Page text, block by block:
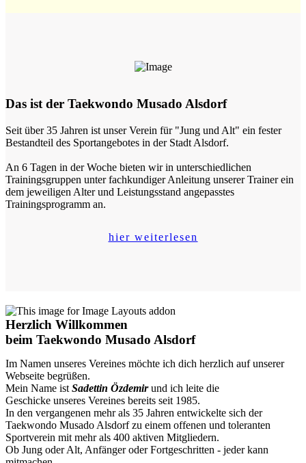
Das ist der Taekwondo Musado Alsdorf
Seit über 35 Jahren ist unser Verein für "Jung und Alt" ein fester
Bestandteil des Sportangebotes in der Stadt Alsdorf.
An 6 Tagen in der Woche bieten wir in unterschiedlichen
Trainingsgruppen unter fachkundiger Anleitung unserer Trainer ein
dem jeweiligen Alter und Leistungsstand angepasstes
Trainingsprogramm an.
hier weiterlesen
Herzlich Willkommen
beim Taekwondo Musado Alsdorf
Im Namen unseres Vereines möchte ich dich herzlich auf unserer
Webseite begrüßen.
Mein Name ist Sadettin Özdemirund ich leite die
Geschicke unseres Vereines bereits seit 1985.
In den vergangenen mehr als 35 Jahren entwickelte sich der
Taekwondo Musado Alsdorf zu einem offenen und toleranten
Sportverein mit mehr als 400 aktiven Mitgliedern.
Ob Jung oder Alt, Anfänger oder Fortgeschritten - jeder kann